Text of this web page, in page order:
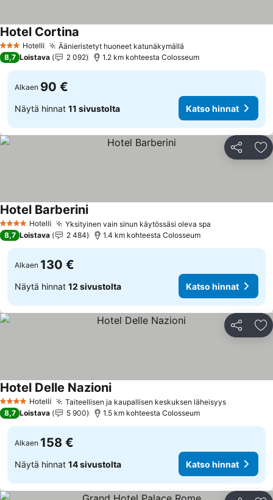
3 Tähtiluokitus
Hotelli Äänieristetyt huoneet katunäkymällä
Hotel Cortina
8,7 Loistava 2 092 1.2 km kohteesta Colosseum
Alkaen 90 €
Näytä hinnat 11 sivustolta Katso hinnat
Jaa
4 Tähtiluokitus
Hotelli Yksityinen vain sinun käytössäsi oleva spa
Hotel BarberiniKatso hinnat
8,7 Loistava 2 484 1.4 km kohteesta Colosseum
Alkaen 130 €
Näytä hinnat 12 sivustolta Katso hinnat
Jaa
4 Tähtiluokitus
Hotelli Taiteellisen ja kaupallisen keskuksen läheisyysKatso
Hotel Delle NazioniKatso hinnat
8,7 Loistava 5 900 1.5 km kohteesta Colosseum
Alkaen 158 €
Näytä hinnat 14 sivustolta Katso hinnat